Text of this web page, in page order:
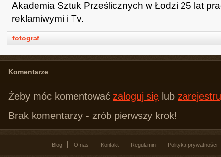
Akademia Sztuk Prześlicznych w Łodzi 25 lat
reklamiwymi i Tv.
fotograf
Komentarze
Żeby móc komentować zaloguj się lub
Brak komentarzy - zrób pierwszy krok!
Blog O nas Kontakt Regulamin Polityka prywatności